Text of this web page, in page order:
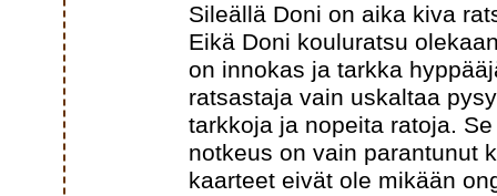
Sileällä Doni on aika kiva
Eikä Doni kouluratsu
on innokas ja tarkka
ratsastaja vain uskaltaa
tarkkoja ja nopeita ratoja.
notkeus on vain parantunut
kaarteet eivät ole mikään